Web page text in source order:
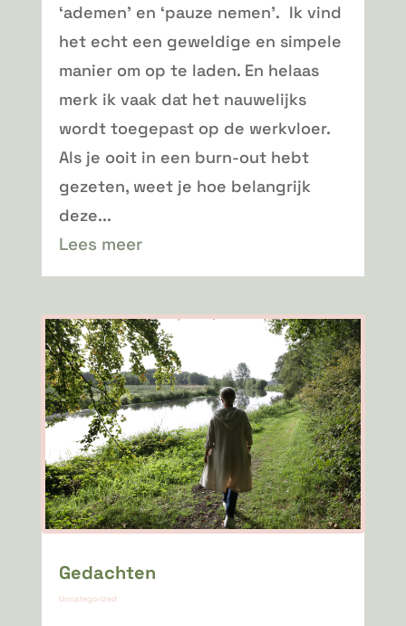
‘ademen’ en ‘pauze nemen’. Ik vind
het echt een geweldige en simpele
manier om op te laden. En helaas
merk ik vaak dat het nauwelijks
wordt toegepast op de werkvloer.
Als je ooit in een burn-out hebt
gezeten, weet je hoe belangrijk
deze...
Lees meer
Gedachten
Uncategorized